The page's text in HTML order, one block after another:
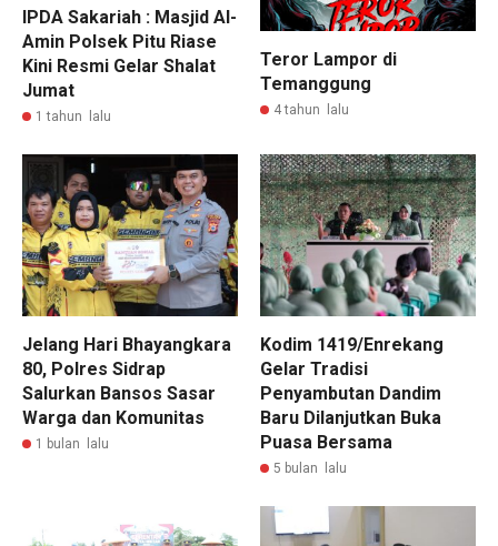
IPDA Sakariah : Masjid Al-
Amin Polsek Pitu Riase
Kini Resmi Gelar Shalat
Jumat
1 tahun lalu
Teror Lampor di
Temanggung
4 tahun lalu
Jelang Hari Bhayangkara
80, Polres Sidrap
Salurkan Bansos Sasar
Warga dan Komunitas
1 bulan lalu
Kodim 1419/Enrekang
Gelar Tradisi
Penyambutan Dandim
Baru Dilanjutkan Buka
Puasa Bersama
5 bulan lalu